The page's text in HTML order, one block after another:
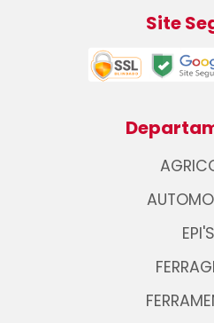
Site
EPI'S